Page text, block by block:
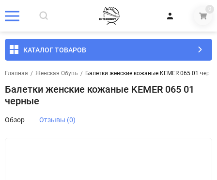
0
КАТАЛОГ ТОВАРОВ
Главная / Женская Обувь / Балетки женские кожаные KEMER 065 01
Балетки женские кожаные KEMER 065 01
черные
Обзор Отзывы (0)